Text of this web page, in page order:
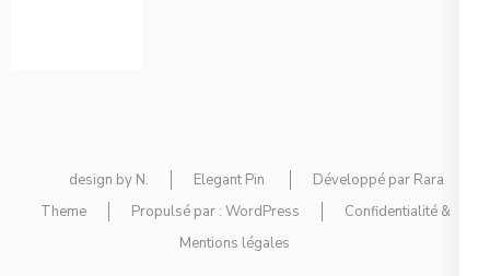
design by N. Elegant Pin Développé par Rara
Theme
Propulsé par : WordPress
Confidentialité &
Mentions légales